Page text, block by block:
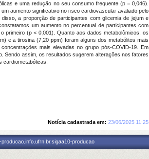
e uma redução no seu consumo frequente (p = 0,046).
aumento significativo no risco cardiovascular avaliado pelo
a proporção de participantes com glicemia de jejum e
um aumento no percentual de participantes com
primeiro (p < 0,001). Quanto aos dados metabolômicos, os
e a tirosina (7,20 ppm) foram alguns dos metabólitos mais
mais elevadas no grupo pós-COVID-19. Em
Sendo assim, os resultados sugerem alterações nos fatores
Notícia cadastrada em: 23/06/2025 11:25
producao